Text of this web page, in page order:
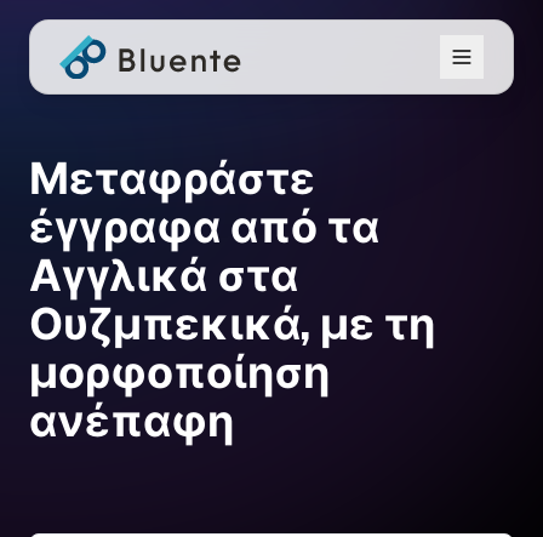
Μεταφράστε
έγγραφα από τα
Αγγλικά στα
Ουζμπεκικά, με τη
μορφοποίηση
ανέπαφη